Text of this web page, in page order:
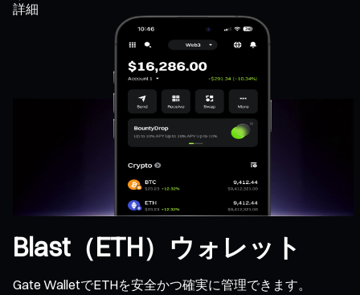
詳細
Blast（ETH）ウォレット
Gate WalletでETHを安全かつ確実に管理できます。